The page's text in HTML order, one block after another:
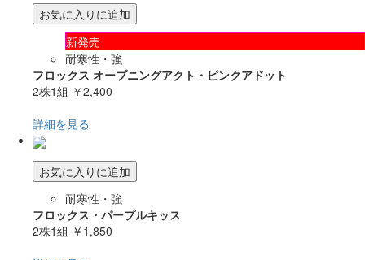
お気に入りに追加
新発売
耐寒性・強
フロックス オープニングアクト・ピンクアドット
2株1組 ￥2,400
詳細を見る
お気に入りに追加
耐寒性・強
フロックス・パープルキッス
2株1組 ￥1,850